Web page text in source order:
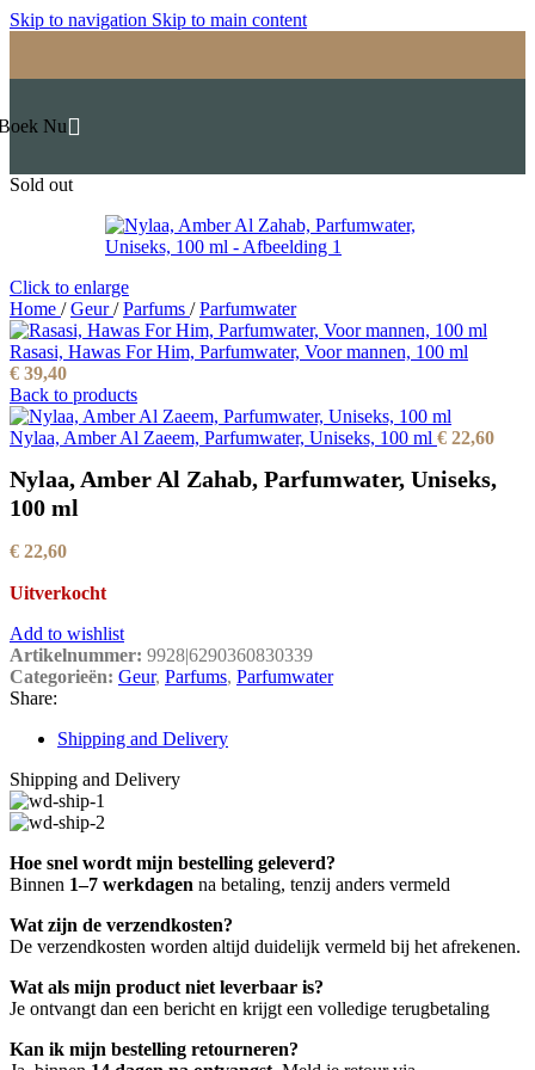
Skip to navigation Skip to main content
Nu
Sold out
Click to enlarge
Home / Geur/ Parfums / Parfumwater
Rasasi, Hawas For Him, Parfumwater, Voor mannen, 100 ml
€ 39,40
Back to products
Nylaa, Amber Al Zaeem, Parfumwater, Uniseks, 100 ml € 22,60
Nylaa, Amber Al Zahab, Parfumwater, Uniseks,
100 ml
€ 22,60
Uitverkocht
Add to wishlist
Artikelnummer: 9928|6290360830339
Categorieën: Geur, Parfums, Parfumwater
Share:
Shipping and Delivery
Shipping and Delivery
Hoe snel wordt mijn bestelling geleverd?
Binnen 1–7 werkdagen na betaling, tenzij anders vermeld
Wat zijn de verzendkosten?
De verzendkosten worden altijd duidelijk vermeld bij het afrekenen.
Wat als mijn product niet leverbaar is?
Je ontvangt dan een bericht en krijgt een volledige terugbetaling
Kan ik mijn bestelling retourneren?